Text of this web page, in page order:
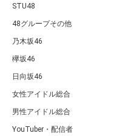
STU48
48グループその他
乃木坂46
欅坂46
日向坂46
女性アイドル総合
男性アイドル総合
YouTuber・配信者